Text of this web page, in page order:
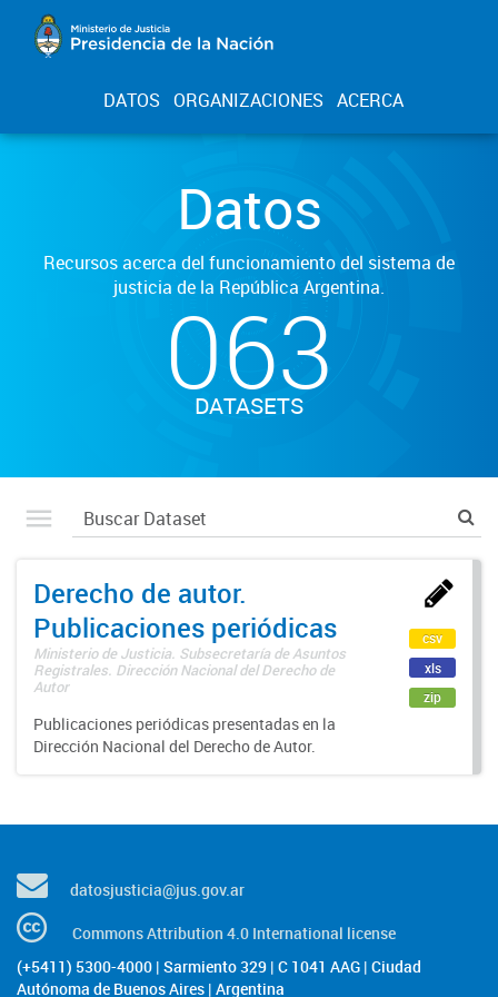
DATOS ORGANIZACIONES ACERCA
Datos
Recursos acerca del funcionamiento del sistema de
justicia de la República Argentina.
063
DATASETS
Derecho de autor.
Publicaciones periódicas
Ministerio de Justicia. Subsecretaría de Asuntos
Registrales. Dirección Nacional del Derecho de
Autor
Publicaciones periódicas presentadas en la
Dirección Nacional del Derecho de Autor.
csv
xls
zip
datosjusticia@jus.gov.ar
Commons Attribution 4.0 International license
(+5411) 5300-4000 | Sarmiento 329 | C 1041 AAG | Ciudad
Autónoma de Buenos Aires | Argentina